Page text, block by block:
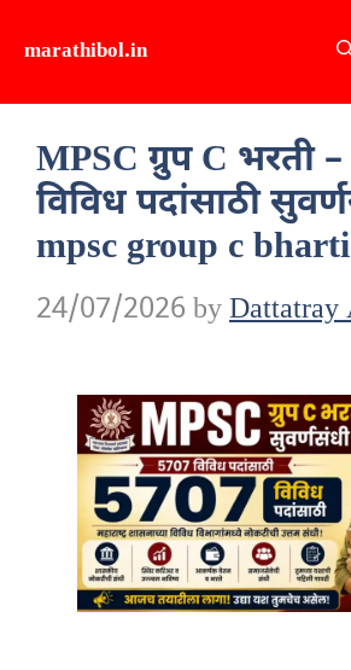
content
marathibol.in
MPSC ग्रुप C भरती
विविध पदांसाठी
mpsc group c bharti
24/07/2026 byDattatray